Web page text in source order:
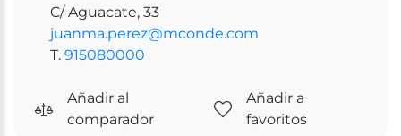
C/ Aguacate, 33
juanma.perez@mconde.com
T.915080000
Añadir al
comparador
Añadir a
favoritos